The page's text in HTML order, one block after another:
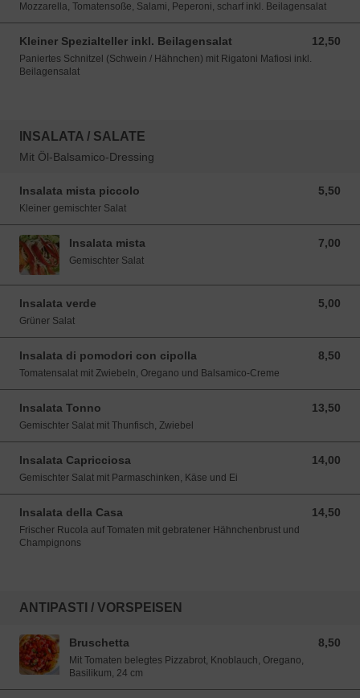
Mozzarella, Tomatensoße, Salami, Peperoni, scharf inkl. Beilagensalat
Kleiner Spezialteller inkl. Beilagensalat 12,50
12,50 EUR
Paniertes Schnitzel (Schwein / Hähnchen) mit Rigatoni Mafiosi inkl.
Beilagensalat
INSALATA / SALATE
Mit Öl-Balsamico-Dressing
Insalata mista piccolo 5,50
5,50 EUR
Kleiner gemischter Salat
Insalata mista 7,00
7,00 EUR
Gemischter Salat
Insalata verde 5,00
5,00 EUR
Grüner Salat
Insalata di pomodori con cipolla 8,50
8,50 EUR
Tomatensalat mit Zwiebeln, Oregano und Balsamico-Creme
Insalata Tonno 13,50
13,50 EUR
Gemischter Salat mit Thunfisch, Zwiebel
Insalata Capricciosa 14,00
14,00 EUR
Gemischter Salat mit Parmaschinken, Käse und Ei
Insalata della Casa 14,50
14,50 EUR
Frischer Rucola auf Tomaten mit gebratener Hähnchenbrust und
Champignons
ANTIPASTI / VORSPEISEN
Bruschetta 8,50
8,50 EUR
Mit Tomaten belegtes Pizzabrot, Knoblauch, Oregano,
Basilikum, 24 cm